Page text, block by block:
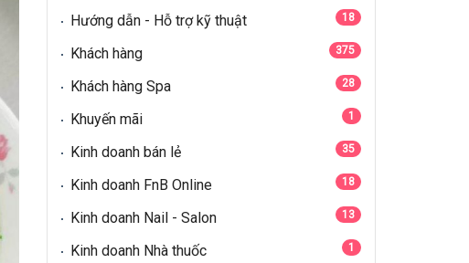
Hướng dẫn - Hỗ trợ kỹ thuật 18
Khách hàng 375
Khách hàng Spa 28
Khuyến mãi 1
Kinh doanh bán lẻ 35
Kinh doanh FnB Online 18
Kinh doanh Nail - Salon 13
Kinh doanh Nhà thuốc 1